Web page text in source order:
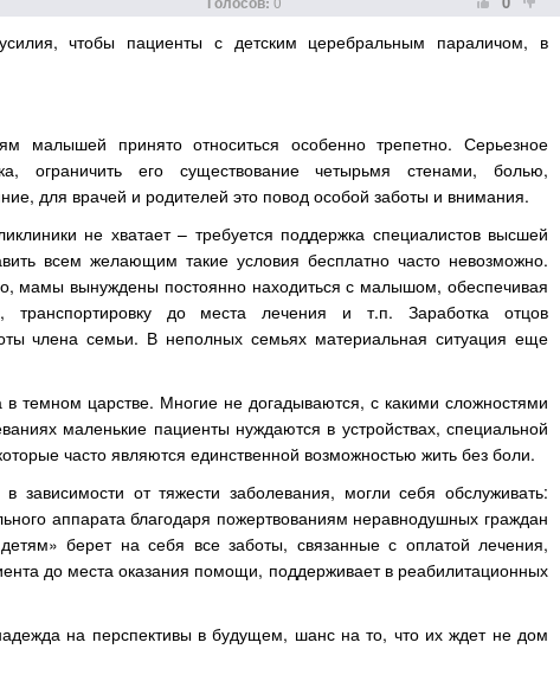
чтобы пациенты с детским церебральным параличом, в
малышей принято относиться особенно трепетно. Серьезное
ограничить его существование четырьмя стенами, болью,
для врачей и родителей это повод особой заботы и внимания.
не хватает – требуется поддержка специалистов высшей
всем желающим такие условия бесплатно часто невозможно.
мамы вынуждены постоянно находиться с малышом, обеспечивая
транспортировку до места лечения и т.п. Заработка отцов
члена семьи. В неполных семьях материальная ситуация еще
в темном царстве. Многие не догадываются, с какими сложностями
маленькие пациенты нуждаются в устройствах, специальной
часто являются единственной возможностью жить без боли.
от тяжести заболевания, могли себя обслуживать:
аппарата благодаря пожертвованиям неравнодушных граждан
берет на себя все заботы, связанные с оплатой лечения,
до места оказания помощи, поддерживает в реабилитационных
на перспективы в будущем, шанс на то, что их ждет не дом